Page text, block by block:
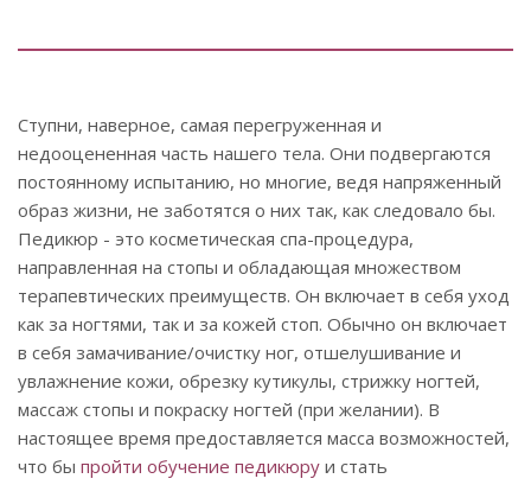
Ступни, наверное, самая перегруженная и
недооцененная часть нашего тела. Они подвергаются
постоянному испытанию, но многие, ведя напряженный
образ жизни, не заботятся о них так, как следовало бы.
Педикюр - это косметическая спа-процедура,
направленная на стопы и обладающая множеством
терапевтических преимуществ. Он включает в себя уход
как за ногтями, так и за кожей стоп. Обычно он включает
в себя замачивание/очистку ног, отшелушивание и
увлажнение кожи, обрезку кутикулы, стрижку ногтей,
массаж стопы и покраску ногтей (при желании). В
настоящее время предоставляется масса возможностей,
что бы пройти обучение педикюру и стать